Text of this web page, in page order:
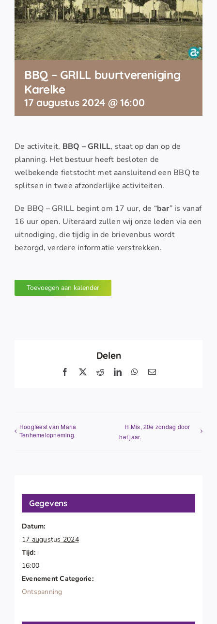
BBQ – GRILL buurtvereniging
Karelke
17 augustus 2024 @ 16:00
De activiteit, BBQ – GRILL, staat op dan op de
planning. Het bestuur heeft besloten de
welbekende fietstocht met aansluitend een BBQ te
splitsen in twee afzonderlijke activiteiten.
De BBQ – GRILL begint om 17 uur, de “bar” is vanaf
16 uur open. Uiteraard zullen wij onze leden via een
uitnodiging, die tijdig in de brievenbus wordt
bezorgd, verdere informatie verstrekken.
Toevoegen aan kalender
Delen
Facebook
X RedditLinkedInWhatsApp
E-
Hoogfeest van Maria
Tenhemelopneming.
H.Mis, 20e zondag door
het jaar.
Gegevens
Datum:
17 augustus 2024
Tijd:
16:00
Evenement Categorie:
Ontspanning